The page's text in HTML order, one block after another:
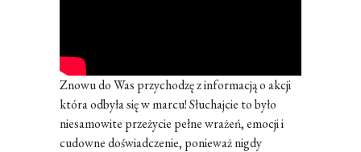
Znowu do Was przychodzę z informacją o akcji
która odbyła się w marcu! Słuchajcie to było
niesamowite przeżycie pełne wrażeń, emocji i
cudowne doświadczenie, ponieważ nigdy